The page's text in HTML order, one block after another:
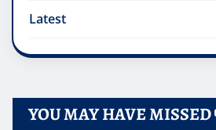
Latest
YOU MAY HAVE MISSED